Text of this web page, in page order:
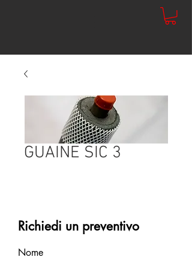
GUAINE SIC 3
Richiedi un preventivo
Nome